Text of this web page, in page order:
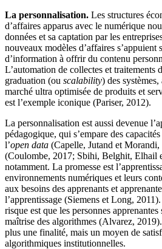
La personnalisation. Les structures
d’affaires apparus avec le numérique
données et sa captation par les
nouveaux modèles d’affaires s’appuient
d’information à offrir du contenu
L’automation de collectes et traitements
graduation (ou scalability) des
marché ultra optimisée de produits et
est l’exemple iconique (Pariser, 2012).
La personnalisation est aussi devenue
pédagogique, qui s’empare des
l’open data (Capelle, Jutand et Morandi,
(Coulombe, 2017; Sbihi, Belghit, Elhail
notamment. La promesse est
environnements numériques et leurs
aux besoins des apprenants et
l’apprentissage (Siemens et Long,
risque est que les personnes
maîtrise des algorithmes (Alvarez,
plus une finalité, mais un moyen de
algorithmiques institutionnelles.